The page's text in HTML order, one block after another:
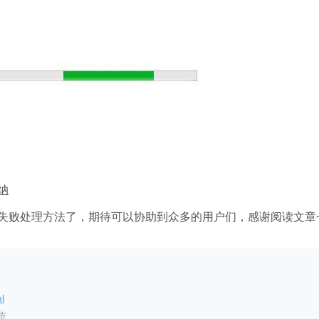
败处理方法了，期待可以协助到众多的用户们，感谢阅读文章